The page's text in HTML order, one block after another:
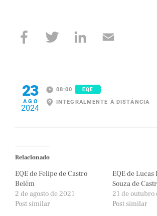
23
AGO
2024
08:00 EQE
INTEGRALMENTE À DISTÂNCIA
Relacionado
EQE de Felipe de Castro
Belém
2 de agosto de 2021
Post similar
EQE de Lucas
Souza de
21 de outubro
Post similar